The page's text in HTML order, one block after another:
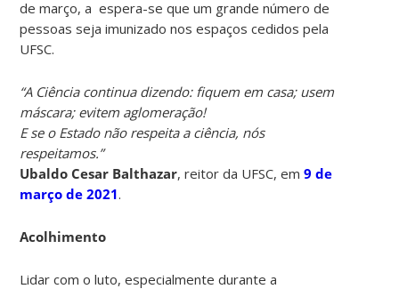
de março, a espera-se que um grande número de
pessoas seja imunizado nos espaços cedidos pela
UFSC.
“A Ciência continua dizendo: fiquem em casa; usem
máscara; evitem aglomeração!
E se o Estado não respeita a ciência, nós
respeitamos.”
Ubaldo Cesar Balthazar, reitor da UFSC, em9 de
março de 2021.
Acolhimento
Lidar com o luto, especialmente durante a